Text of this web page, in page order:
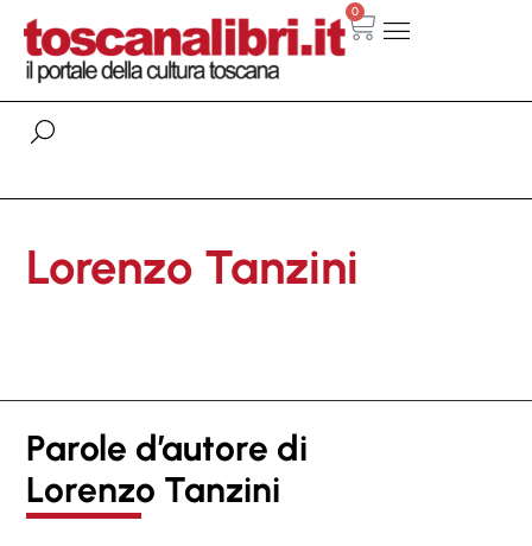
0
Lorenzo Tanzini
Parole d’autore di
Lorenzo Tanzini